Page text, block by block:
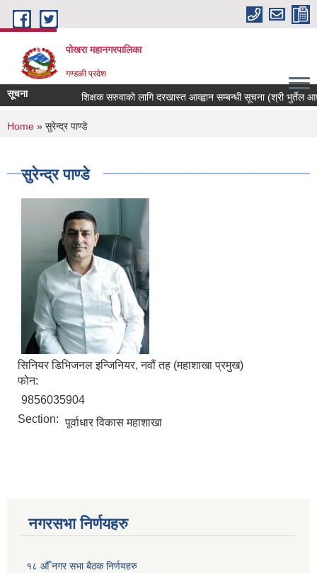
Skip to main content
पोखरा महानगरपालिका
गण्डकी प्रदेश
सूचना शिक्षक सरुवाको लागि दरखास्त आव्ह्वान सम्बन्धी सूचना (श्री भुर्तेल
You are here
Home » सुरेन्द्र पाण्डे
सुरेन्द्र पाण्डे
सिनियर डिभिजनल इन्जिनियर, नवौं तह (महाशाखा प्रमुख)
फोन:
9856035904
Section: पूर्वाधार विकास महाशाखा
नगरसभा निर्णयहरु
१८ औँ नगर सभा बैठक निर्णयहरु